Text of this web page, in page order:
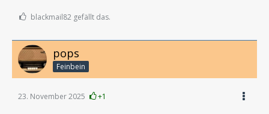
blackmail82 gefällt das.
pops
Feinbein
23. November 2025 +1